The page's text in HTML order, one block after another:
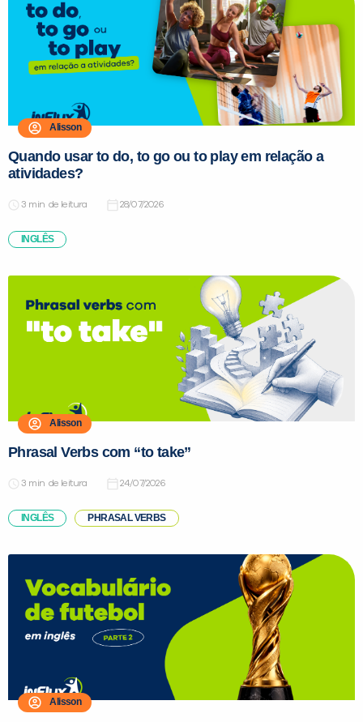
Alisson
Quando usar to do, to go ou to play em relação a
atividades?
de leitura 28/07/2026
INGLÊS
Alisson
Phrasal Verbs com “to take”
de leitura 24/07/2026
INGLÊS PHRASAL VERBS
Alisson
PEÇA UMA DEMONSTRAÇÃO DE MÉTODO
Desculpe!
inFlux nesta cidade ou bairro que
já vamos te colocar em contato
com a
Sim